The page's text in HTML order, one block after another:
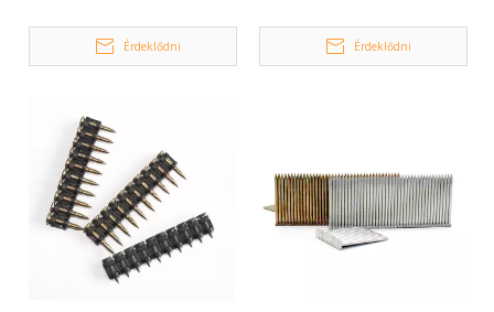
betonszegek
Érdeklődni Érdeklődni